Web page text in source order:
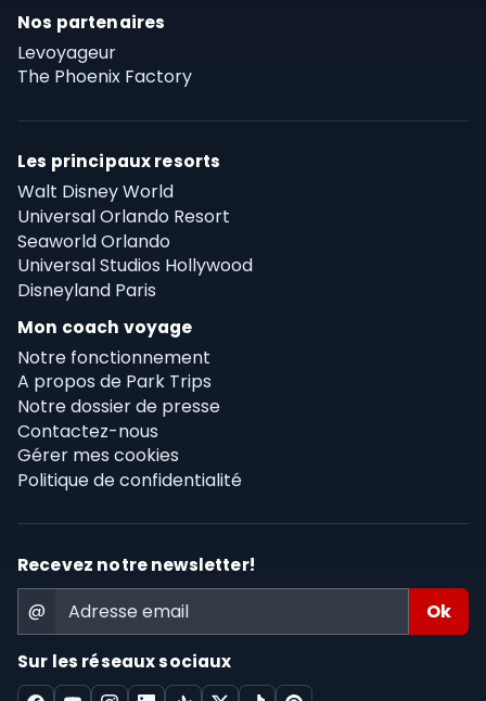
Nos partenaires
Levoyageur
The Phoenix Factory
Les principaux resorts
Walt Disney World
Universal Orlando Resort
Seaworld Orlando
Universal Studios Hollywood
Disneyland Paris
Mon coach voyage
Notre fonctionnement
A propos de Park Trips
Notre dossier de presse
Contactez-nous
Gérer mes cookies
Politique de confidentialité
Recevez notre newsletter!
@
Sur les réseaux sociaux